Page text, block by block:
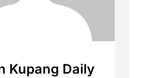
Kupang Daily